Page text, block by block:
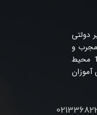
دولتی
مجرب و
بهترین امکانات آموزشی منطقه 14 محیط
آموزان